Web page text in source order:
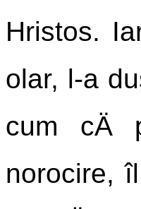
Hristos.
olar, l-a
cum cÄ
norocire,